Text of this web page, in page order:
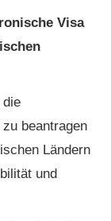
Visa
die
beantragen
Ländern
und